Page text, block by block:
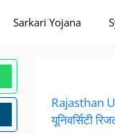
Sarkari Yojana
Rajasthan
यूनिवर्सिटी